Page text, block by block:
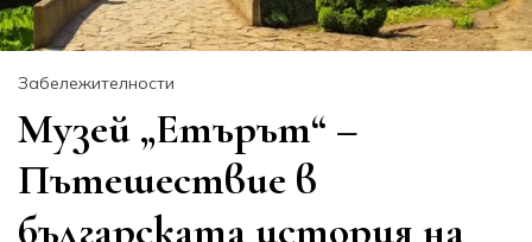
Забележителности
Музей „Етърът“ –
Пътешествие в
българската история на